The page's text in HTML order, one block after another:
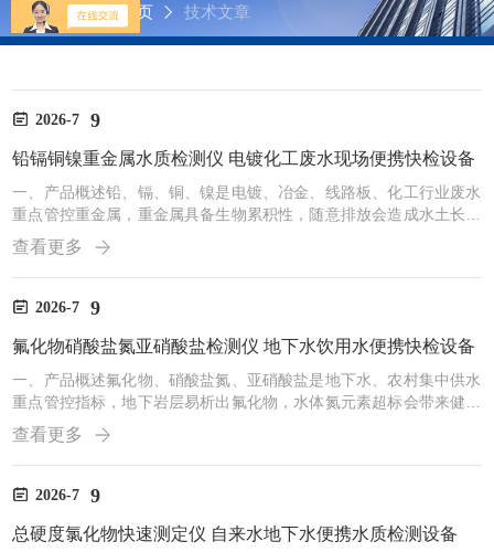
当前位置： 首页 技术文章
2026-7 9
铅镉铜镍重金属水质检测仪 电镀化工废水现场便携快检设备
一、产品概述铅、镉、铜、镍是电镀、冶金、线路板、化工行业废水
重点管控重金属，重金属具备生物累积性，随意排放会造成水土长期
污染，环保督查对企业排污口重金属抽查频次较高。传统重金属检测
设备体积庞大，仅能在实验室操作，无法现场快速判定废水是否超
标。这款一体化多参数水质检测仪内置铅、镉、铜、镍多条重金属标
准检测曲线，分光显色法完成水样快速测定，整机工业级防水手提箱
内置锂电池，工业园区户外排污口可直接采样检测，自带打印功能，
查看更多
2026-7 9
氟化物硝酸盐氮亚硝酸盐检测仪 地下水饮用水便携快检设备
一、产品概述氟化物、硝酸盐氮、亚硝酸盐是地下水、农村集中供水
重点管控指标，地下岩层易析出氟化物，水体氮元素超标会带来健康
风险，是水质安全监测必查项目。常规检测设备仅能实验室使用，基
层水利、监管人员下乡无法现场筛查。本款一体化多参数水质检测仪
预存氟、氮三类指标专用检测曲线，采用分光比色法完成水样快速测
定，整机工业级防水手提箱体，集成消解、检测、打印、存储功能。
兼容COD、总硬度、余氯等其他饮用水指标检测。二、氟化物、硝...
查看更多
2026-7 9
总硬度氯化物快速测定仪 自来水地下水便携水质检测设备